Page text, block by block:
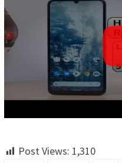
Post Views: 1,310